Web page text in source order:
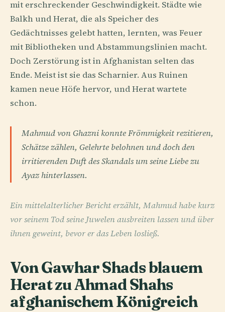
mit erschreckender Geschwindigkeit. Städte wie
Balkh und Herat, die als Speicher des
Gedächtnisses gelebt hatten, lernten, was Feuer
mit Bibliotheken und Abstammungslinien macht.
Doch Zerstörung ist in Afghanistan selten das
Ende. Meist ist sie das Scharnier. Aus Ruinen
kamen neue Höfe hervor, und Herat wartete
schon.
Mahmud von Ghazni konnte Frömmigkeit rezitieren,
Schätze zählen, Gelehrte belohnen und doch den
irritierenden Duft des Skandals um seine Liebe zu
Ayaz hinterlassen.
Ein mittelalterlicher Bericht erzählt, Mahmud habe kurz
vor seinem Tod seine Juwelen ausbreiten lassen und über
ihnen geweint, bevor er das Leben losließ.
Von Gawhar Shads blauem
Herat zu Ahmad Shahs
afghanischem Königreich